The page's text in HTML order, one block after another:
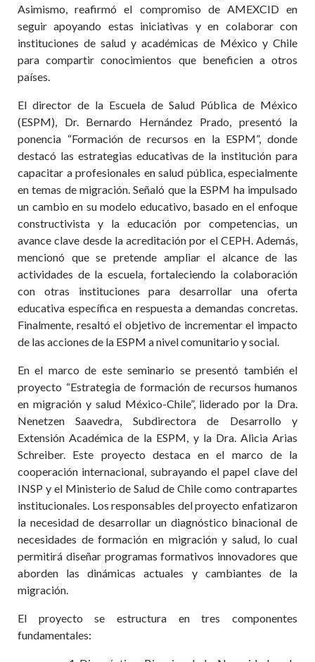
Asimismo, reafirmó el compromiso de AMEXCID en
seguir apoyando estas iniciativas y en colaborar con
instituciones de salud y académicas de México y Chile
para compartir conocimientos que beneficien a otros
países.
El director de la Escuela de Salud Pública de México
(ESPM), Dr. Bernardo Hernández Prado, presentó la
ponencia “Formación de recursos en la ESPM”, donde
destacó las estrategias educativas de la institución para
capacitar a profesionales en salud pública, especialmente
en temas de migración. Señaló que la ESPM ha impulsado
un cambio en su modelo educativo, basado en el enfoque
constructivista y la educación por competencias, un
avance clave desde la acreditación por el CEPH. Además,
mencionó que se pretende ampliar el alcance de las
actividades de la escuela, fortaleciendo la colaboración
con otras instituciones para desarrollar una oferta
educativa específica en respuesta a demandas concretas.
Finalmente, resaltó el objetivo de incrementar el impacto
de las acciones de la ESPM a nivel comunitario y social.
En el marco de este seminario se presentó también el
proyecto “Estrategia de formación de recursos humanos
en migración y salud México-Chile”, liderado por la Dra.
Nenetzen Saavedra, Subdirectora de Desarrollo y
Extensión Académica de la ESPM, y la Dra. Alicia Arias
Schreiber. Este proyecto destaca en el marco de la
cooperación internacional, subrayando el papel clave del
INSP y el Ministerio de Salud de Chile como contrapartes
institucionales. Los responsables del proyecto enfatizaron
la necesidad de desarrollar un diagnóstico binacional de
necesidades de formación en migración y salud, lo cual
permitirá diseñar programas formativos innovadores que
aborden las dinámicas actuales y cambiantes de la
migración.
El proyecto se estructura en tres componentes
fundamentales: